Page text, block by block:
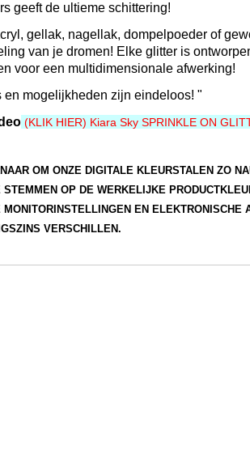
geeft de ultieme schittering!
gellak, nagellak, dompelpoeder of
van je dromen! Elke glitter is
voor een multidimensionale afwerking!
en mogelijkheden zijn eindeloos! "
(KLIK HIER) Kiara Sky SPRINKLE ON
OM ONZE DIGITALE KLEURSTALEN ZO
OP DE WERKELIJKE
EN ELEKTRONISCHE
VERSCHILLEN.